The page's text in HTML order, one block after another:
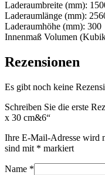
Laderaumbreite (mm):
Laderaumlänge (mm):
Laderaumhöhe (mm): 300
Innenmaß Volumen
Rezensionen
Es gibt noch keine
Schreiben Sie die erste
x 30 cm&6“
Ihre E-Mail-Adresse wird
sind mit * markiert
Name *